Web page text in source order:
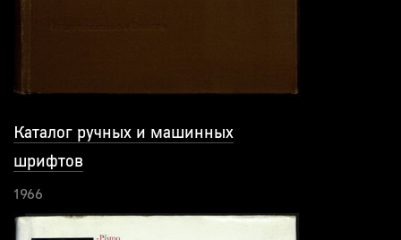
Каталог ручных и машинных
шрифтов
1966